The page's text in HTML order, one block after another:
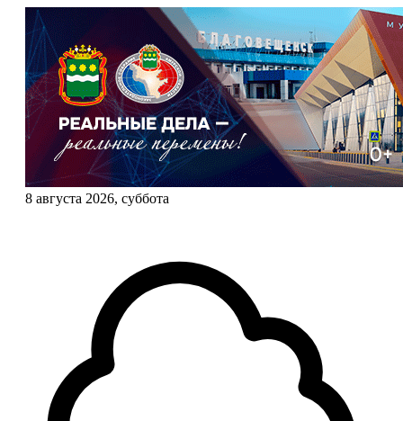
8 августа 2026, суббота